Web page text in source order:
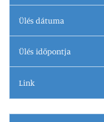
Ülés dátuma
Ülés időpontja
Link